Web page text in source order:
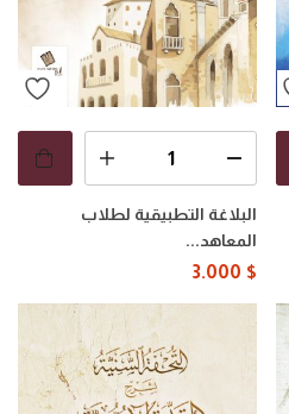
البلاغة التطبيقية لطلاب
المعاهد...
3.000 $